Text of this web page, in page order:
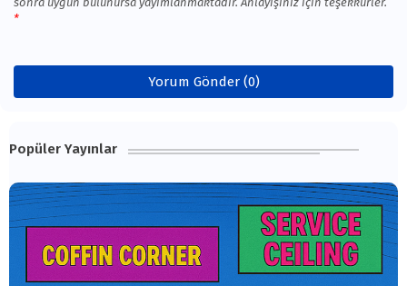
Yorum Gönder (0)
Popüler Yayınlar